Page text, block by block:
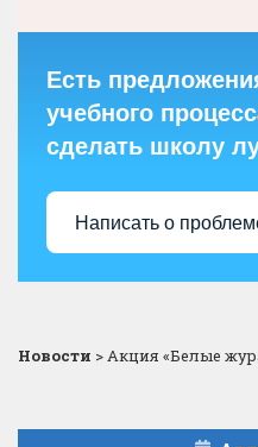
Есть
учебного
сделать школу
Написать о
Новости >Акция «Белые